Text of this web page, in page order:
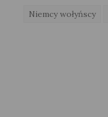
Niemcy wołyńscy